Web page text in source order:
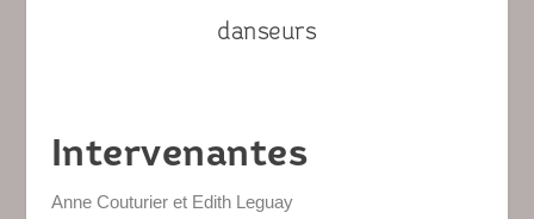
danseurs
Intervenantes
Anne Couturier et Edith Leguay